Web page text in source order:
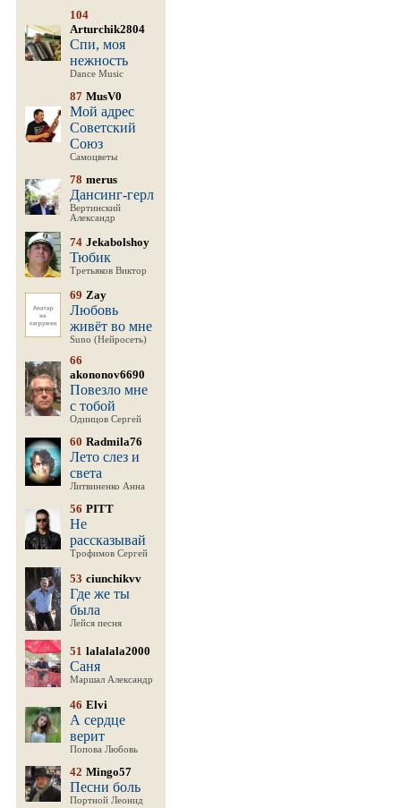
104
Arturchik2804
Спи, моя
нежность
Dance Music
87 MusV0
Мой адрес
Советский
Союз
Самоцветы
78 merus
Дансинг-герл
Вертинский
Александр
74 Jekabolshoy
Тюбик
Третьяков Виктор
69 Zay
Любовь
живёт во мне
Suno (Нейросеть)
66
akononov6690
Повезло мне
с тобой
Одинцов Сергей
60 Radmila76
Лето слез и
света
Литвиненко Анна
56 PITT
Не
рассказывай
Трофимов Сергей
53 ciunchikvv
Где же ты
была
Лейся песня
51 lalalala2000
Саня
Маршал Александр
46 Elvi
А сердце
верит
Попова Любовь
42 Mingo57
Песни боль
Портной Леонид